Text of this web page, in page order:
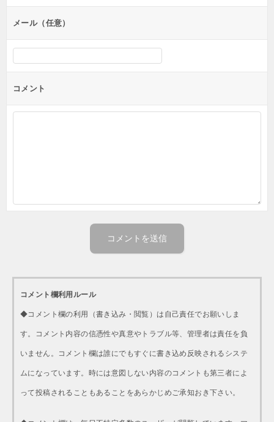
メール（任意）
コメント
コメント欄利用ルール
◆コメント欄の利用（書き込み・閲覧）は自己責任でお願いしま
す。コメント内容の信憑性や真意やトラブル等、管理者は責任を負
いません。コメント欄は誰にでもすぐに書き込め反映されるシステ
ムになっています。時には意図しない内容のコメントも第三者によ
って投稿されることもあることをあらかじめご承知おき下さい。